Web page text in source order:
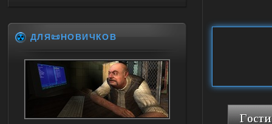
ДЛЯ📜НОВИЧКОВ